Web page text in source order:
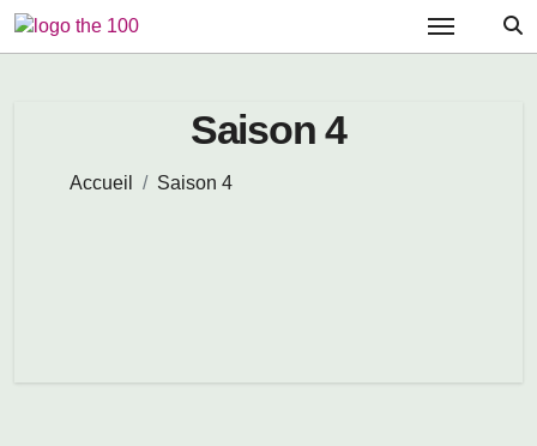
Passer
au
Saison 4
Accueil Saison 4